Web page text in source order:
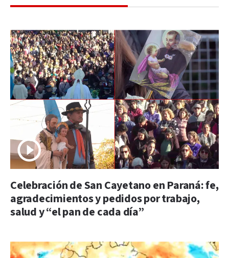
Celebración de San Cayetano en Paraná: fe,
agradecimientos y pedidos por trabajo,
salud y “el pan de cada día”